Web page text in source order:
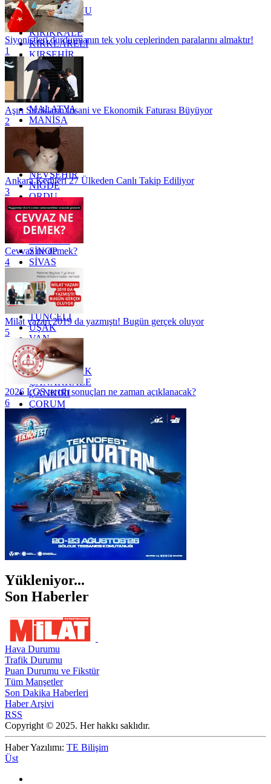
KASTAMONU
KAYSERİ
KIRIKKALE
KIRKLARELİ
KIRŞEHİR
KOCAELİ
KONYA
KÜTAHYA
KİLİS
MALATYA
MANİSA
MARDİN
MERSİN
MUĞLA
MUŞ
NEVŞEHİR
NİĞDE
ORDU
OSMANİYE
RİZE
SAKARYA
SAMSUN
SİNOP
SİVAS
SİİRT
TEKİRDAĞ
TOKAT
TRABZON
TUNCELİ
UŞAK
VAN
YALOVA
YOZGAT
ZONGULDAK
ÇANAKKALE
ÇANKIRI
ÇORUM
İSTANBUL
İZMİR
ŞANLIURFA
ŞIRNAK
Siyonistleri durdurmanın tek yolu ceplerinden paralarını almaktır!
1
Aşırı Sıcakların İnsani ve Ekonomik Faturası Büyüyor
2
Ankara Kedileri 27 Ülkeden Canlı Takip Ediliyor
3
Cevvaz ne demek?
4
Milat yazarı 2019 da yazmıştı! Bugün gerçek oluyor
5
2026 LGS tercih sonuçları ne zaman açıklanacak?
6
Yükleniyor...
Son Haberler
Hava Durumu
Trafik Durumu
Puan Durumu ve Fikstür
Tüm Manşetler
Son Dakika Haberleri
Haber Arşivi
RSS
Copyright © 2025. Her hakkı saklıdır.
Haber Yazılımı: TE Bilişim
Üst